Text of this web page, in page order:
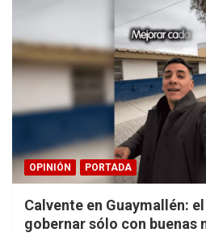
OPINIÓN PORTADA
Calvente en Guaymallén:
gobernar sólo con buenas